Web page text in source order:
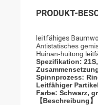
PRODUKT-
leitfähiges
Antistatisches
Huinan-huitong
Spezifikation:
Spinnprozess:
Leitfähiger
Farbe: Schwarz,
【Beschreibung】